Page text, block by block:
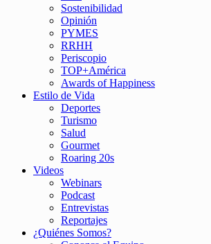
Sostenibilidad
Opinión
PYMES
RRHH
Periscopio
TOP+América
Awards of Happiness
Estilo de Vida
Deportes
Turismo
Salud
Gourmet
Roaring 20s
Videos
Webinars
Podcast
Entrevistas
Reportajes
¿Quiénes Somos?